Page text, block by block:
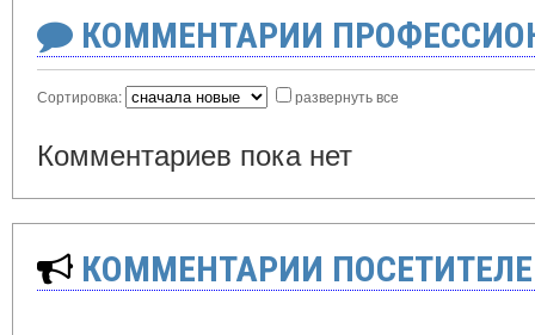
КОММЕНТАРИИ
Сортировка: развернуть все
Комментариев пока нет
КОММЕНТАРИИ